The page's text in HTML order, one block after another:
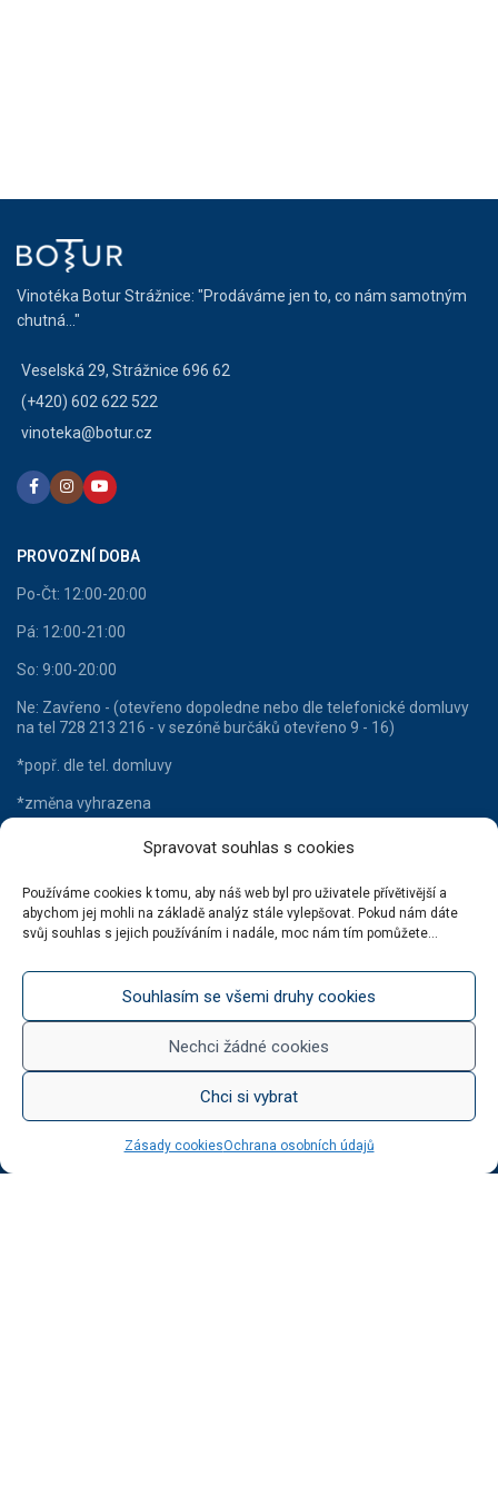
Spravovat souhlas s cookies
Používáme cookies k tomu, aby náš web byl pro uživatele přívětivější a
abychom jej mohli na základě analýz stále vylepšovat. Pokud nám dáte
svůj souhlas s jejich používáním i nadále, moc nám tím pomůžete...
Souhlasím se všemi druhy cookies
Nechci žádné cookies
Chci si vybrat
Zásady cookiesOchrana osobních údajů
Vinotéka Botur Strážnice: "Prodáváme jen to, co nám samotným
chutná..."
Veselská 29, Strážnice 696 62
(+420) 602 622 522
vinoteka@botur.cz
PROVOZNÍ DOBA
Po-Čt: 12:00-20:00
Pá: 12:00-21:00
So: 9:00-20:00
Ne: Zavřeno - (otevřeno dopoledne nebo dle telefonické domluvy
na tel 728 213 216 - v sezóně burčáků otevřeno 9 - 16)
*popř. dle tel. domluvy
*změna vyhrazena
HLAVNÍ KATEGORIE
Lahvové víno
Šumivá vína
Něco na zub
Dárkové balení